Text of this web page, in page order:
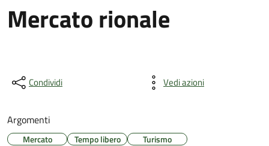
Mercato rionale
Condividi Vedi azioni
Argomenti
Mercato Tempo libero Turismo